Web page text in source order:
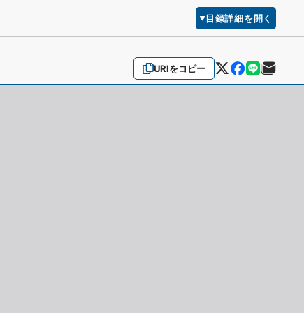
目録詳細を開く
URIをコピー